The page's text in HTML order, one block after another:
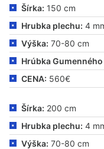
Šírka: 150 cm
Hrubka plechu: 4
Výška: 70-80 cm
Hrúbka
CENA: 560€
Šírka: 200 cm
Hrubka plechu: 4
Výška: 70-80 cm